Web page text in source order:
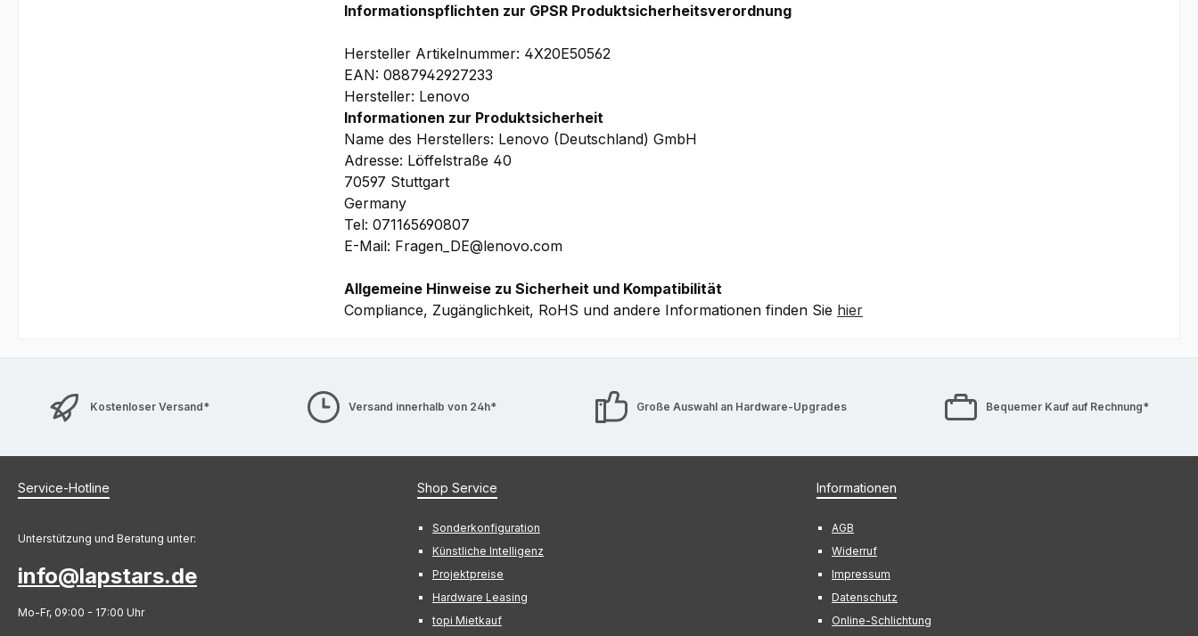
Informationspflichten zur GPSR Produktsicherheitsverordnung
Hersteller Artikelnummer: 4X20E50562
EAN: 0887942927233
Hersteller: Lenovo
Informationen zur Produktsicherheit
Name des Herstellers: Lenovo (Deutschland) GmbH
Adresse: Löffelstraße 40
70597 Stuttgart
Germany
Tel: 071165690807
E-Mail: Fragen_DE@lenovo.com
Allgemeine Hinweise zu Sicherheit und Kompatibilität
Compliance, Zugänglichkeit, RoHS und andere Informationen finden Sie hier
Kostenloser Versand* Versand innerhalb von 24h* Große Auswahl an Hardware-Upgrades Bequemer Kauf auf Rechnung*
Service-Hotline
Unterstützung und Beratung unter:
info@lapstars.de
Mo-Fr, 09:00 - 17:00 Uhr
Shop Service
Sonderkonfiguration
Künstliche Intelligenz
Projektpreise
Hardware Leasing
topi Mietkauf
Informationen
AGB
Widerruf
Impressum
Datenschutz
Online-Schlichtung